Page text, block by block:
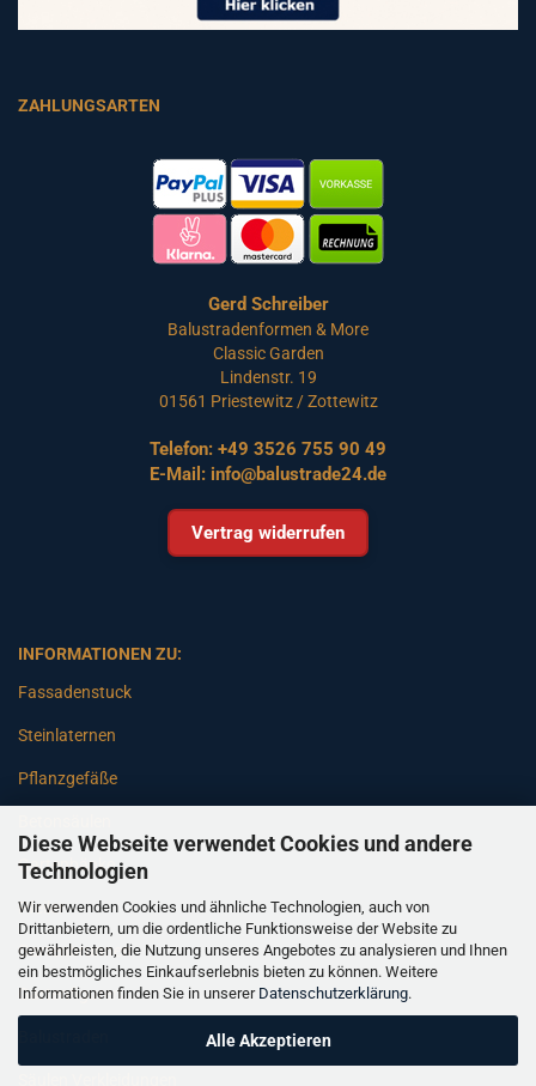
Diese Webseite verwendet Cookies und andere
Technologien
Wir verwenden Cookies und ähnliche Technologien, auch von
Drittanbietern, um die ordentliche Funktionsweise der Website zu
gewährleisten, die Nutzung unseres Angebotes zu analysieren und Ihnen
ein bestmögliches Einkaufserlebnis bieten zu können. Weitere
Informationen finden Sie in unserer Datenschutzerklärung.
Alle Akzeptieren
ZAHLUNGSARTEN
Gerd Schreiber
Balustradenformen & More
Classic Garden
Lindenstr. 19
01561 Priestewitz / Zottewitz
Telefon: +49 3526 755 90 49
E-Mail: info@balustrade24.de
Vertrag widerrufen
INFORMATIONEN ZU:
Fassadenstuck
Steinlaternen
Pflanzgefäße
Gartenbänke
Pfeiler
Gartenbrunnen
Gartenfiguren